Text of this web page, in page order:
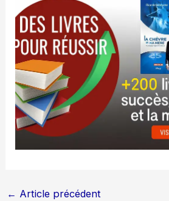
← Article précédent